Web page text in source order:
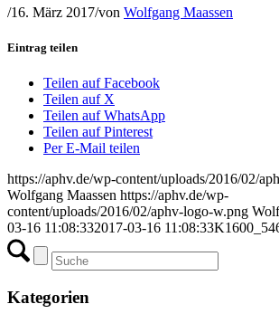
/16. März 2017/von Wolfgang Maassen
Eintrag teilen
Teilen auf Facebook
Teilen auf X
Teilen auf WhatsApp
Teilen auf Pinterest
Per E-Mail teilen
https://aphv.de/wp-content/uploads/2016/02/
Wolfgang Maassen https://aphv.de/wp-
content/uploads/2016/02/aphv-logo-w.png
03-16 11:08:332017-03-16 11:08:33
Kategorien